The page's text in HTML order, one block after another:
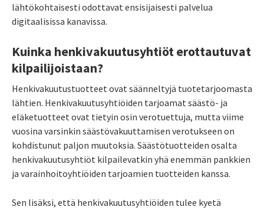
lähtökohtaisesti odottavat ensisijaisesti palvelua
digitaalisissa kanavissa.
Kuinka henkivakuutusyhtiöt erottautuvat
kilpailijoistaan?
Henkivakuutustuotteet ovat säänneltyjä tuotetarjoomasta
lähtien. Henkivakuutusyhtiöiden tarjoamat säästö- ja
eläketuotteet ovat tietyin osin verotuettuja, mutta viime
vuosina varsinkin säästövakuuttamisen verotukseen on
kohdistunut paljon muutoksia. Säästötuotteiden osalta
henkivakuutusyhtiöt kilpailevatkin yhä enemmän pankkien
ja varainhoitoyhtiöiden tarjoamien tuotteiden kanssa.
Sen lisäksi, että henkivakuutusyhtiöiden tulee kyetä